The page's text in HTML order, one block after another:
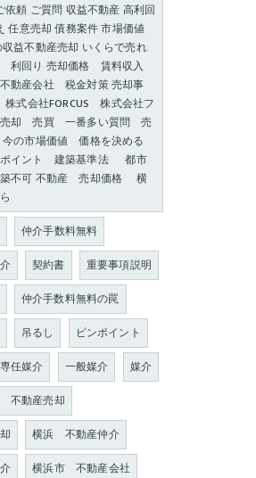
依頼 ご質問 収益不動産 高利回
任意売却 債務案件 市場価値
益不動産売却 いくらで売れ
利回り 売却価格 賃料収入
産会社 税金対策 売却事
会社FORCUS 株式会社フ
却 売買 一番多い質問 売
の市場価値 価格を決める
イント 建築基準法 都市
不可 不動産 売却価格 横
仲介手数料無料
契約書
重要事項説明
仲介手数料無料の罠
吊るし
ピンポイント
専任媒介 一般媒介
媒介
不動産売却
横浜 不動産仲介
横浜市 不動産会社